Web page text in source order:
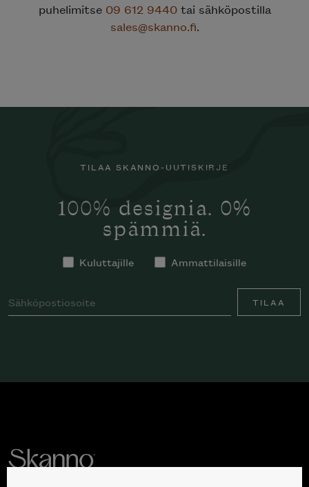
puhelimitse 09 612 9440tai sähköpostilla
sales@skanno.fi.
TILAA SKANNO-UUTISKIRJE
100% designia. 0%
spämmiä.
Kuluttajille Ammattilaisille
TILAA